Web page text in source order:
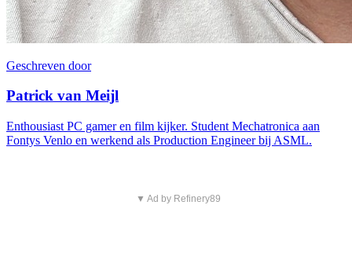
Geschreven door
Patrick van Meijl
Enthousiast PC gamer en film kijker. Student Mechatronica aan
Fontys Venlo en werkend als Production Engineer bij ASML.
▼ Ad by Refinery89